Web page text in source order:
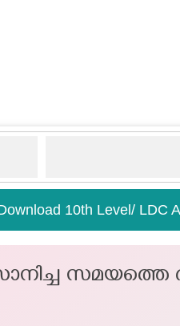
10th Level/ LDC
സമയത്തെ